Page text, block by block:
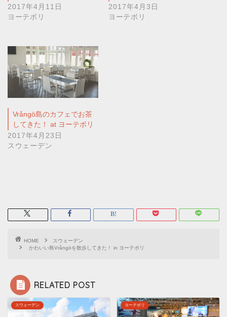
2017年4月11日
ヨーテボリ
2017年4月3日
ヨーテボリ
Vrångö島のカフェでお茶
してきた！ at ヨーテボリ
2017年4月23日
スウェーデン
HOME
スウェーデン
かわいい島Vrångöを散歩してきた！ in ヨーテボリ
RELATED POST
スウェーデン ヨーテボリ